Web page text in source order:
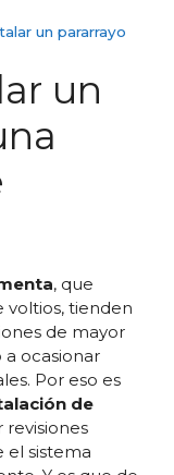
un pararrayo
un
, que
voltios, tienden
de mayor
ocasionar
Por eso es
de
revisiones
el sistema